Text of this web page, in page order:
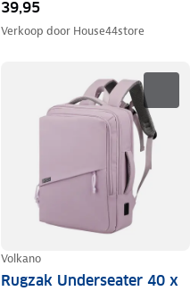
39,95
Verkoop door House44store
Volkano
Rugzak Underseater 40 x